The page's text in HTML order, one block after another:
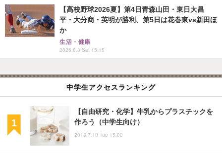
【高校野球2026夏】第4日青森山田・東日大昌
平・大分商・英明が勝利、第5日は花巻東vs新田ほ
か
生活・健康
2026.8.8 Sat 15:15
中学生アクセスランキング
【自由研究・化学】牛乳からプラスチックを
作ろう（中学生向け）
2018.7.10 Tue 15:00